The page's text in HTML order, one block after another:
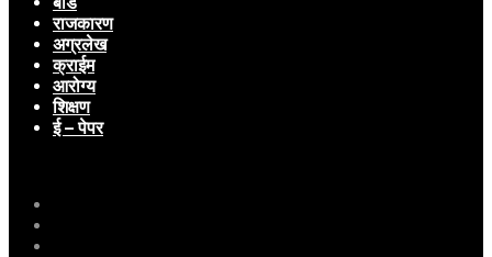
राजकारण
अग्रलेख
क्राईम
आरोग्य
शिक्षण
ई – पेपर